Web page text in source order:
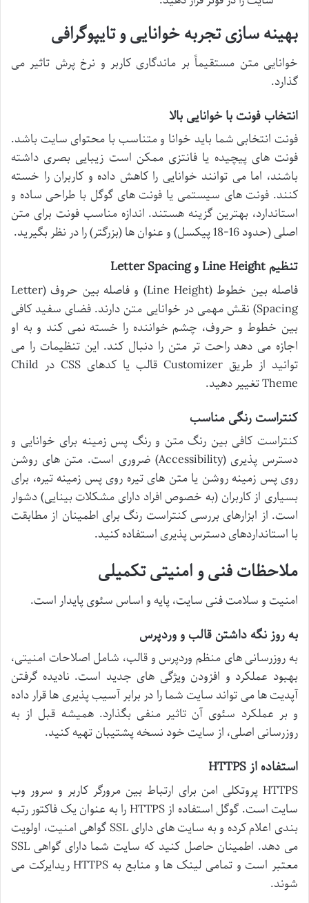
بهینه سازی تجربه خوانایی و تایپوگرافی
خوانایی متن مستقیماً بر ماندگاری کاربر و نرخ پرش تاثیر می
گذارد.
انتخاب فونت با خوانایی بالا
فونت انتخابی شما باید خوانا و متناسب با محتوای سایت باشد.
فونت های پیچیده یا فانتزی ممکن است زیبایی بصری داشته
باشند، اما می توانند خوانایی را کاهش داده و کاربران را خسته
کنند. فونت های سیستمی یا فونت های گوگل با طراحی ساده و
استاندارد، بهترین گزینه هستند. اندازه مناسب فونت برای متن
اصلی (حدود 16-18 پیکسل) و عنوان ها (بزرگتر) را در نظر بگیرید.
تنظیم Line Height و Letter Spacing
فاصله بین خطوط (Line Height) و فاصله بین حروف (Letter
Spacing) نقش مهمی در خوانایی متن دارند. فضای سفید کافی
بین خطوط و حروف، چشم خواننده را خسته نمی کند و به او
اجازه می دهد راحت تر متن را دنبال کند. این تنظیمات را می
توانید از طریق Customizer قالب یا کدهای CSS در Child
Theme تغییر دهید.
کنتراست رنگی مناسب
کنتراست کافی بین رنگ متن و رنگ پس زمینه برای خوانایی و
دسترس پذیری (Accessibility) ضروری است. متن های روشن
روی پس زمینه روشن یا متن های تیره روی پس زمینه تیره، برای
بسیاری از کاربران (به خصوص افراد دارای مشکلات بینایی) دشوار
است. از ابزارهای بررسی کنتراست رنگ برای اطمینان از مطابقت
با استانداردهای دسترس پذیری استفاده کنید.
ملاحظات فنی و امنیتی تکمیلی
امنیت و سلامت فنی سایت، پایه و اساس سئوی پایدار است.
به روز نگه داشتن قالب و وردپرس
به روزرسانی های منظم وردپرس و قالب، شامل اصلاحات امنیتی،
بهبود عملکرد و افزودن ویژگی های جدید است. نادیده گرفتن
آپدیت ها می تواند سایت شما را در برابر آسیب پذیری ها قرار داده
و بر عملکرد سئوی آن تاثیر منفی بگذارد. همیشه قبل از به
روزرسانی اصلی، از سایت خود نسخه پشتیبان تهیه کنید.
استفاده از HTTPS
HTTPS پروتکلی امن برای ارتباط بین مرورگر کاربر و سرور وب
سایت است. گوگل استفاده از HTTPS را به عنوان یک فاکتور رتبه
بندی اعلام کرده و به سایت های دارای SSL گواهی امنیت، اولویت
می دهد. اطمینان حاصل کنید که سایت شما دارای گواهی SSL
معتبر است و تمامی لینک ها و منابع به HTTPS ریدایرکت می
شوند.